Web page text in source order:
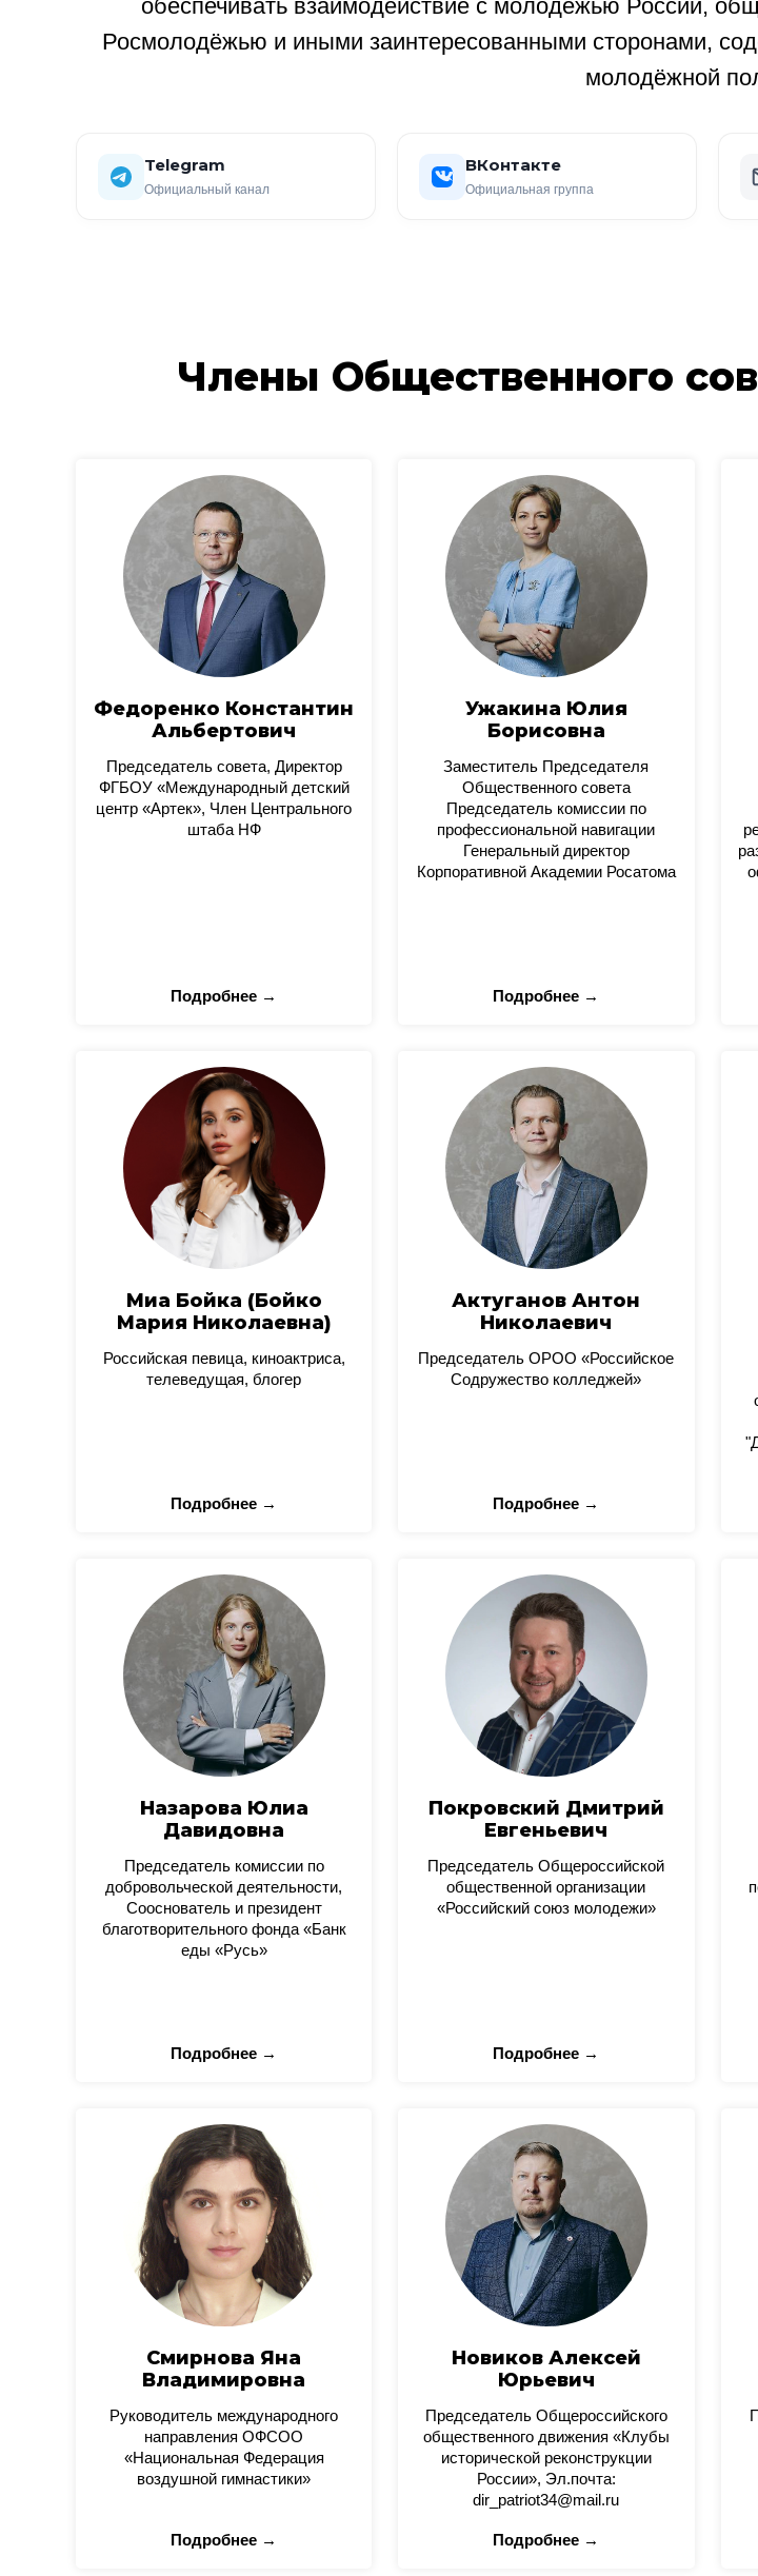
обеспечивать взаимодействие с молодёжью России,
Росмолодёжью и иными заинтересованными сторонами,
молодёжной
Telegram
Официальный канал
ВКонтакте
Официальная группа
Члены Общественного
Федоренко Константин
Альбертович
Председатель совета, Директор
ФГБОУ «Международный детский
центр «Артек», Член Центрального
штаба НФ
Подробнее →
Ужакина Юлия
Борисовна
Заместитель Председателя
Общественного совета
Председатель комиссии по
профессиональной навигации
Генеральный директор
Корпоративной Академии Росатома
Подробнее →
Миа Бойка (Бойко
Мария Николаевна)
Российская певица, киноактриса,
телеведущая, блогер
Подробнее →
Актуганов Антон
Николаевич
Председатель ОРОО «Российское
Содружество колледжей»
Подробнее →
Назарова Юлиа
Давидовна
Председатель комиссии по
добровольческой деятельности,
Сооснователь и президент
благотворительного фонда «Банк
еды «Русь»
Подробнее →
Покровский Дмитрий
Евгеньевич
Председатель Общероссийской
общественной организации
«Российский союз молодежи»
Подробнее →
Смирнова Яна
Владимировна
Руководитель международного
направления ОФСОО
«Национальная Федерация
воздушной гимнастики»
Подробнее →
Новиков Алексей
Юрьевич
Председатель Общероссийского
общественного движения «Клубы
исторической реконструкции
России», Эл.почта:
dir_patriot34@mail.ru
Подробнее →